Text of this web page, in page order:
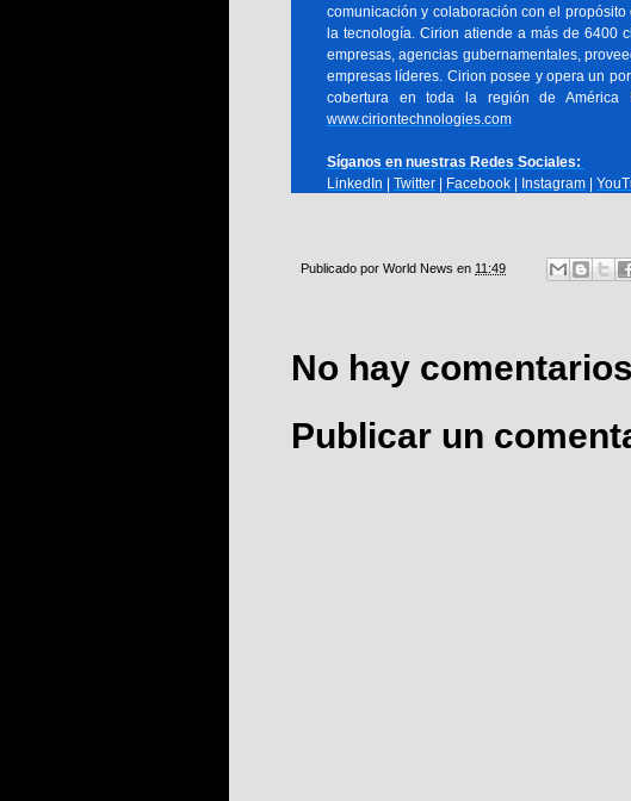
comunicación y colaboración con el
la tecnología. Cirion atiende a más de 6400
empresas, agencias gubernamentales,
empresas líderes. Cirion posee y opera un
cobertura en toda la región de América
www.ciriontechnologies.com
Síganos en nuestras Redes Sociales:
LinkedIn | Twitter | Facebook | Instagram |
Publicado por World News en 11:49
No hay
Publicar un